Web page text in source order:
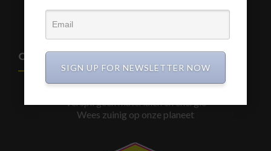
www.a3-advies.eu
CIRCULAIR BOUWEN
Verspil geen materialen en energie
Wees zuinig op onze planeet
SIGN UP FOR NEWSLETTER NOW